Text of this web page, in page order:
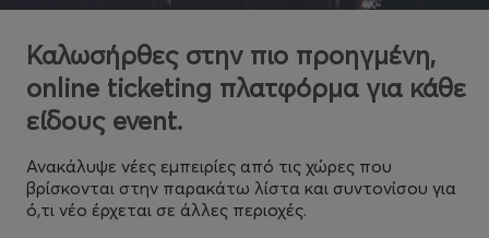
Καλωσήρθες στην πιο προηγμένη,
online ticketing πλατφόρμα για κάθε
είδους event.
Ανακάλυψε νέες εμπειρίες από τις χώρες που
βρίσκονται στην παρακάτω λίστα και συντονίσου για
ό,τι νέο έρχεται σε άλλες περιοχές.